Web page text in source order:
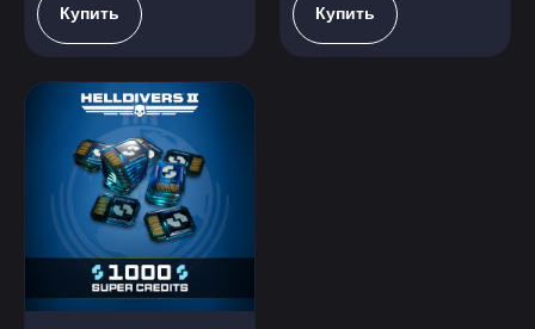
Купить Купить